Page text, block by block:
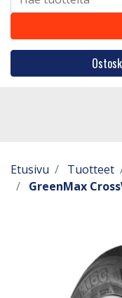
Etusivu Tuotteet
GreenMax